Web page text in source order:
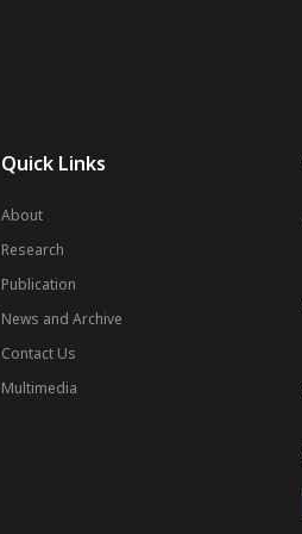
Quick Links
About
Research
Publication
News and Archive
Contact Us
Multimedia